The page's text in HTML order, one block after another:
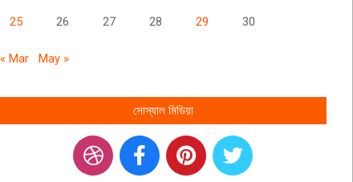
25 26 27 28 29 30
« Mar May »
সোস্যাল মিডিয়া